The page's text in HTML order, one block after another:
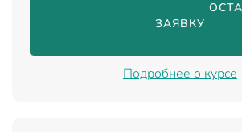
ЗАЯВКУ
Подробнее о курсе